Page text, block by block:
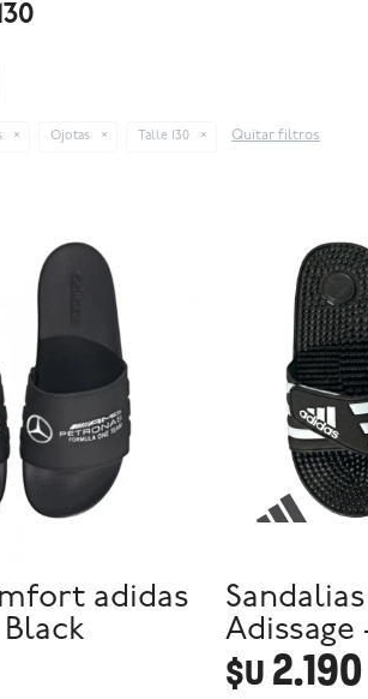
Ojotas Talle 130 Quitar filtros
adidas
$U 2.190